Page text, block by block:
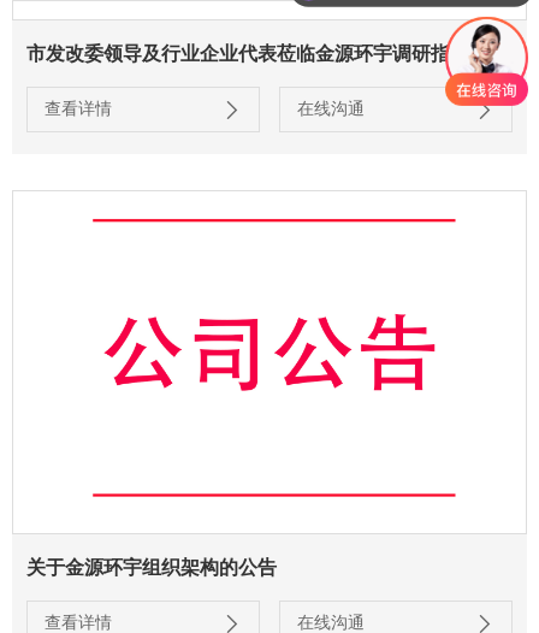
市发改委领导及行业企业代表莅临金源环宇调研指导
查看详情 在线沟通
关于金源环宇组织架构的公告
查看详情 在线沟通